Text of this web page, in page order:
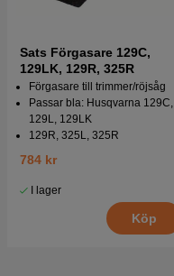
Sats Förgasare 129C,
129LK, 129R, 325R
Förgasare till trimmer/röjsåg
Passar bla: Husqvarna 129C,
129L, 129LK
129R, 325L, 325R
784 kr
I lager
Köp